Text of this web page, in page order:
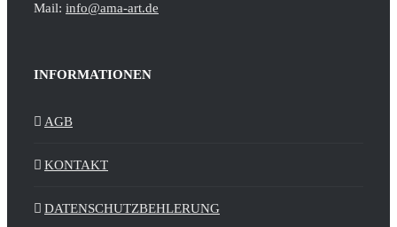
Mail: info@ama-art.de
INFORMATIONEN
AGB
KONTAKT
DATENSCHUTZBEHLERUNG